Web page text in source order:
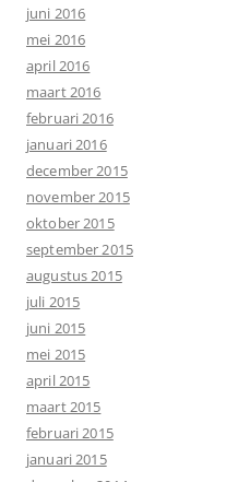
juni 2016
mei 2016
april 2016
maart 2016
februari 2016
januari 2016
december 2015
november 2015
oktober 2015
september 2015
augustus 2015
juli 2015
juni 2015
mei 2015
april 2015
maart 2015
februari 2015
januari 2015